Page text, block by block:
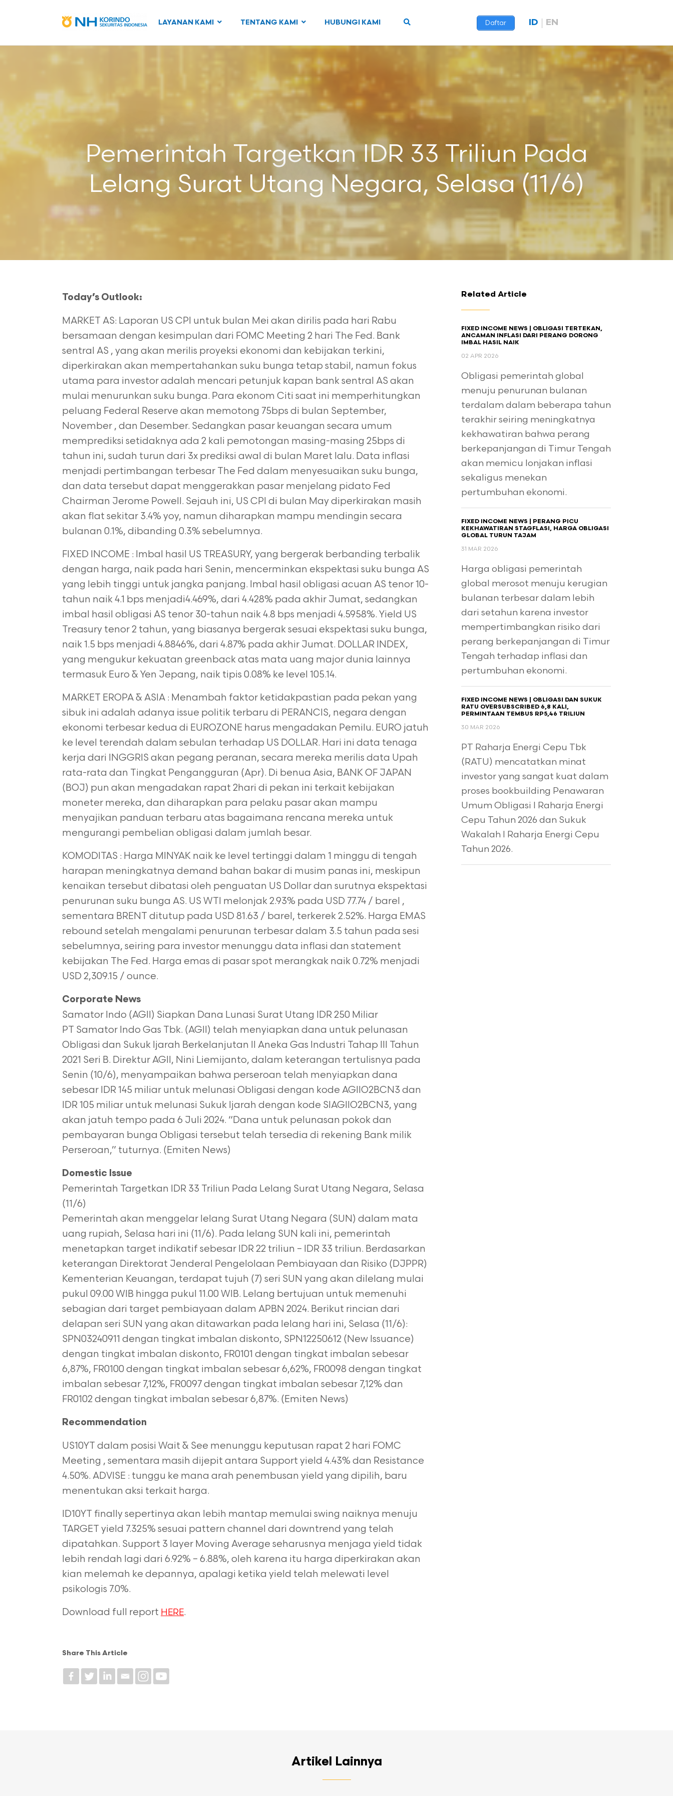
LAYANAN KAMI TENTANG KAMI HUBUNGI KAMI Daftar ID EN
Pemerintah Targetkan IDR 33 Triliun Pada
Lelang Surat Utang Negara, Selasa (11/6)
Today’s Outlook:
MARKET AS: Laporan US CPI untuk bulan Mei akan dirilis pada hari Rabu
bersamaan dengan kesimpulan dari FOMC Meeting 2 hari The Fed. Bank
sentral AS , yang akan merilis proyeksi ekonomi dan kebijakan terkini,
diperkirakan akan mempertahankan suku bunga tetap stabil, namun fokus
utama para investor adalah mencari petunjuk kapan bank sentral AS akan
mulai menurunkan suku bunga. Para ekonom Citi saat ini memperhitungkan
peluang Federal Reserve akan memotong 75bps di bulan September,
November , dan Desember. Sedangkan pasar keuangan secara umum
memprediksi setidaknya ada 2 kali pemotongan masing-masing 25bps di
tahun ini, sudah turun dari 3x prediksi awal di bulan Maret lalu. Data inflasi
menjadi pertimbangan terbesar The Fed dalam menyesuaikan suku bunga,
dan data tersebut dapat menggerakkan pasar menjelang pidato Fed
Chairman Jerome Powell. Sejauh ini, US CPI di bulan May diperkirakan masih
akan flat sekitar 3.4% yoy, namun diharapkan mampu mendingin secara
bulanan 0.1%, dibanding 0.3% sebelumnya.
FIXED INCOME : Imbal hasil US TREASURY, yang bergerak berbanding terbalik
dengan harga, naik pada hari Senin, mencerminkan ekspektasi suku bunga AS
yang lebih tinggi untuk jangka panjang. Imbal hasil obligasi acuan AS tenor 10-
tahun naik 4.1 bps menjadi4.469%, dari 4.428% pada akhir Jumat, sedangkan
imbal hasil obligasi AS tenor 30-tahun naik 4.8 bps menjadi 4.5958%. Yield US
Treasury tenor 2 tahun, yang biasanya bergerak sesuai ekspektasi suku bunga,
naik 1.5 bps menjadi 4.8846%, dari 4.87% pada akhir Jumat. DOLLAR INDEX,
yang mengukur kekuatan greenback atas mata uang major dunia lainnya
termasuk Euro & Yen Jepang, naik tipis 0.08% ke level 105.14.
MARKET EROPA & ASIA : Menambah faktor ketidakpastian pada pekan yang
sibuk ini adalah adanya issue politik terbaru di PERANCIS, negara dengan
ekonomi terbesar kedua di EUROZONE harus mengadakan Pemilu. EURO jatuh
ke level terendah dalam sebulan terhadap US DOLLAR. Hari ini data tenaga
kerja dari INGGRIS akan pegang peranan, secara mereka merilis data Upah
rata-rata dan Tingkat Pengangguran (Apr). Di benua Asia, BANK OF JAPAN
(BOJ) pun akan mengadakan rapat 2hari di pekan ini terkait kebijakan
moneter mereka, dan diharapkan para pelaku pasar akan mampu
menyajikan panduan terbaru atas bagaimana rencana mereka untuk
mengurangi pembelian obligasi dalam jumlah besar.
KOMODITAS : Harga MINYAK naik ke level tertinggi dalam 1 minggu di tengah
harapan meningkatnya demand bahan bakar di musim panas ini, meskipun
kenaikan tersebut dibatasi oleh penguatan US Dollar dan surutnya ekspektasi
penurunan suku bunga AS. US WTI melonjak 2.93% pada USD 77.74 / barel ,
sementara BRENT ditutup pada USD 81.63 / barel, terkerek 2.52%. Harga EMAS
rebound setelah mengalami penurunan terbesar dalam 3.5 tahun pada sesi
sebelumnya, seiring para investor menunggu data inflasi dan statement
kebijakan The Fed. Harga emas di pasar spot merangkak naik 0.72% menjadi
USD 2,309.15 / ounce.
Corporate News
Samator Indo (AGII) Siapkan Dana Lunasi Surat Utang IDR 250 Miliar
PT Samator Indo Gas Tbk. (AGII) telah menyiapkan dana untuk pelunasan
Obligasi dan Sukuk Ijarah Berkelanjutan II Aneka Gas Industri Tahap III Tahun
2021 Seri B. Direktur AGII, Nini Liemijanto, dalam keterangan tertulisnya pada
Senin (10/6), menyampaikan bahwa perseroan telah menyiapkan dana
sebesar IDR 145 miliar untuk melunasi Obligasi dengan kode AGIIO2BCN3 dan
IDR 105 miliar untuk melunasi Sukuk Ijarah dengan kode SIAGIIO2BCN3, yang
akan jatuh tempo pada 6 Juli 2024. “Dana untuk pelunasan pokok dan
pembayaran bunga Obligasi tersebut telah tersedia di rekening Bank milik
Perseroan,” tuturnya. (Emiten News)
Domestic Issue
Pemerintah Targetkan IDR 33 Triliun Pada Lelang Surat Utang Negara, Selasa
(11/6)
Pemerintah akan menggelar lelang Surat Utang Negara (SUN) dalam mata
uang rupiah, Selasa hari ini (11/6). Pada lelang SUN kali ini, pemerintah
menetapkan target indikatif sebesar IDR 22 triliun – IDR 33 triliun. Berdasarkan
keterangan Direktorat Jenderal Pengelolaan Pembiayaan dan Risiko (DJPPR)
Kementerian Keuangan, terdapat tujuh (7) seri SUN yang akan dilelang mulai
pukul 09.00 WIB hingga pukul 11.00 WIB. Lelang bertujuan untuk memenuhi
sebagian dari target pembiayaan dalam APBN 2024. Berikut rincian dari
delapan seri SUN yang akan ditawarkan pada lelang hari ini, Selasa (11/6):
SPN03240911 dengan tingkat imbalan diskonto, SPN12250612 (New Issuance)
dengan tingkat imbalan diskonto, FR0101 dengan tingkat imbalan sebesar
6,87%, FR0100 dengan tingkat imbalan sebesar 6,62%, FR0098 dengan tingkat
imbalan sebesar 7,12%, FR0097 dengan tingkat imbalan sebesar 7,12% dan
FR0102 dengan tingkat imbalan sebesar 6,87%. (Emiten News)
Recommendation
US10YT dalam posisi Wait & See menunggu keputusan rapat 2 hari FOMC
Meeting , sementara masih dijepit antara Support yield 4.43% dan Resistance
4.50%. ADVISE : tunggu ke mana arah penembusan yield yang dipilih, baru
menentukan aksi terkait harga.
ID10YT finally sepertinya akan lebih mantap memulai swing naiknya menuju
TARGET yield 7.325% sesuai pattern channel dari downtrend yang telah
dipatahkan. Support 3 layer Moving Average seharusnya menjaga yield tidak
lebih rendah lagi dari 6.92% – 6.88%, oleh karena itu harga diperkirakan akan
kian melemah ke depannya, apalagi ketika yield telah melewati level
psikologis 7.0%.
Download full report HERE.
Share This Article
Related Article
FIXED INCOME NEWS | OBLIGASI TERTEKAN,
ANCAMAN INFLASI DARI PERANG DORONG
IMBAL HASIL NAIK
02 APR 2026
Obligasi pemerintah global
menuju penurunan bulanan
terdalam dalam beberapa tahun
terakhir seiring meningkatnya
kekhawatiran bahwa perang
berkepanjangan di Timur Tengah
akan memicu lonjakan inflasi
sekaligus menekan
pertumbuhan ekonomi.
FIXED INCOME NEWS | PERANG PICU
KEKHAWATIRAN STAGFLASI, HARGA OBLIGASI
GLOBAL TURUN TAJAM
31 MAR 2026
Harga obligasi pemerintah
global merosot menuju kerugian
bulanan terbesar dalam lebih
dari setahun karena investor
mempertimbangkan risiko dari
perang berkepanjangan di Timur
Tengah terhadap inflasi dan
pertumbuhan ekonomi.
FIXED INCOME NEWS | OBLIGASI DAN SUKUK
RATU OVERSUBSCRIBED 6,8 KALI,
PERMINTAAN TEMBUS RP5,46 TRILIUN
30 MAR 2026
PT Raharja Energi Cepu Tbk
(RATU) mencatatkan minat
investor yang sangat kuat dalam
proses bookbuilding Penawaran
Umum Obligasi I Raharja Energi
Cepu Tahun 2026 dan Sukuk
Wakalah I Raharja Energi Cepu
Tahun 2026.
Artikel Lainnya